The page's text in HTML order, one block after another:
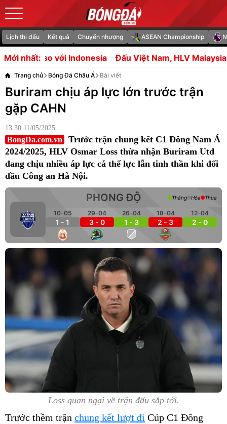
Lịch thi đấu Kết quả Chuyển nhượng ASEAN Championship
Mới nhất:Đấu Việt Nam, HLV Malaysia khẳng định không
Trang chủ Bóng Đá Châu Á Bài viết
Buriram chịu áp lực lớn trước trận
gặp CAHN
13:30 11/05/2025
BongDa.com.vn
Trước trận chung kết C1 Đông Nam Á
2024/2025, HLV Osmar Loss thừa nhận Buriram Utd
đang chịu nhiều áp lực cả thể lực lẫn tinh thần khi đối
đầu Công an Hà Nội.
PHONG ĐỘ
10-05
1 - 1
29-04
3 - 0
26-04
1 - 3
18-04
2 - 3
12-04
2 - 0
Thắng Hòa Thua
Loss quan ngại về trận đấu sắp tới.
Trước thềm trận chung kết lượt đi Cúp C1 Đông